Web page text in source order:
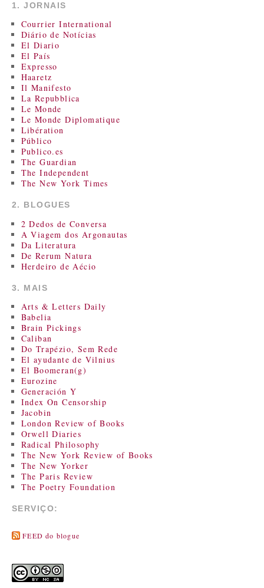
1. JORNAIS
Courrier International
Diário de Notícias
El Diario
El País
Expresso
Haaretz
Il Manifesto
La Repubblica
Le Monde
Le Monde Diplomatique
Libération
Público
Publico.es
The Guardian
The Independent
The New York Times
2. BLOGUES
2 Dedos de Conversa
A Viagem dos Argonautas
Da Literatura
De Rerum Natura
Herdeiro de Aécio
3. MAIS
Arts & Letters Daily
Babelia
Brain Pickings
Caliban
Do Trapézio, Sem Rede
El ayudante de Vilnius
El Boomeran(g)
Eurozine
Generación Y
Index On Censorship
Jacobin
London Review of Books
Orwell Diaries
Radical Philosophy
The New York Review of Books
The New Yorker
The Paris Review
The Poetry Foundation
SERVIÇO:
FEED do blogue